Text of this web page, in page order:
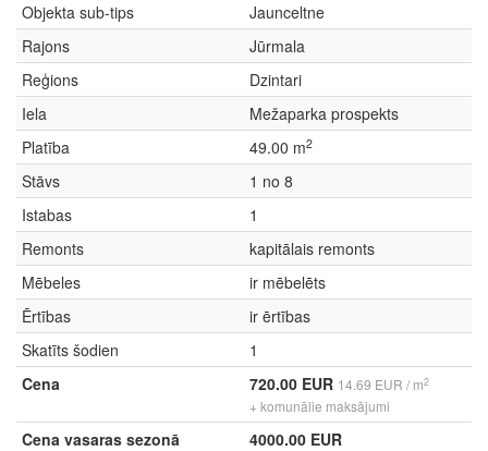
Objekta sub-tips
Jaunceltne
Rajons
Jūrmala
Reģions
Dzintari
Iela
Mežaparka prospekts
Platība
49.00 m2
Stāvs
1 no 8
Istabas
1
Remonts
kapitālais remonts
Mēbeles
ir mēbelēts
Ērtības
ir ērtības
Skatīts šodien
1
Cena
720.00 EUR 14.69 EUR / m2
+ komunālie maksājumi
Cena vasaras sezonā
4000.00 EUR